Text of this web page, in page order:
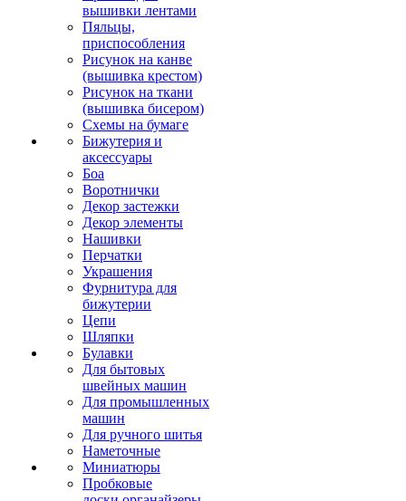
вышивки лентами
Пяльцы,
приспособления
Рисунок на канве
(вышивка крестом)
Рисунок на ткани
(вышивка бисером)
Схемы на бумаге
Бижутерия и
аксессуары
Боа
Воротнички
Декор застежки
Декор элементы
Нашивки
Перчатки
Украшения
Фурнитура для
бижутерии
Цепи
Шляпки
Булавки
Для бытовых
швейных машин
Для промышленных
машин
Для ручного шитья
Наметочные
Миниатюры
Пробковые